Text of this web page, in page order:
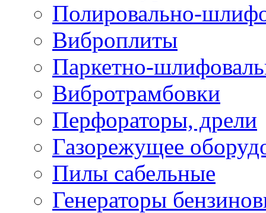
Полировально-
Виброплиты
Паркетно-
Вибротрамбовки
Перфораторы, дрели
Газорежущее
Пилы сабельные
Генераторы